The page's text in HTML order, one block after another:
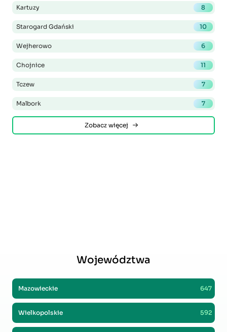
Kartuzy 8
Starogard Gdański 10
Wejherowo 6
Chojnice 11
Tczew 7
Malbork 7
Zobacz więcej
Województwa
Mazowieckie 647
Wielkopolskie 592